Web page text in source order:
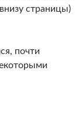
страницы)
почти